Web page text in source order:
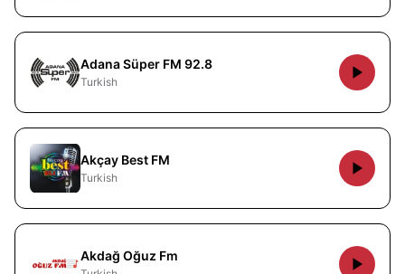
Adana Süper FM 92.8
Turkish
Akçay Best FM
Turkish
Akdağ Oğuz Fm